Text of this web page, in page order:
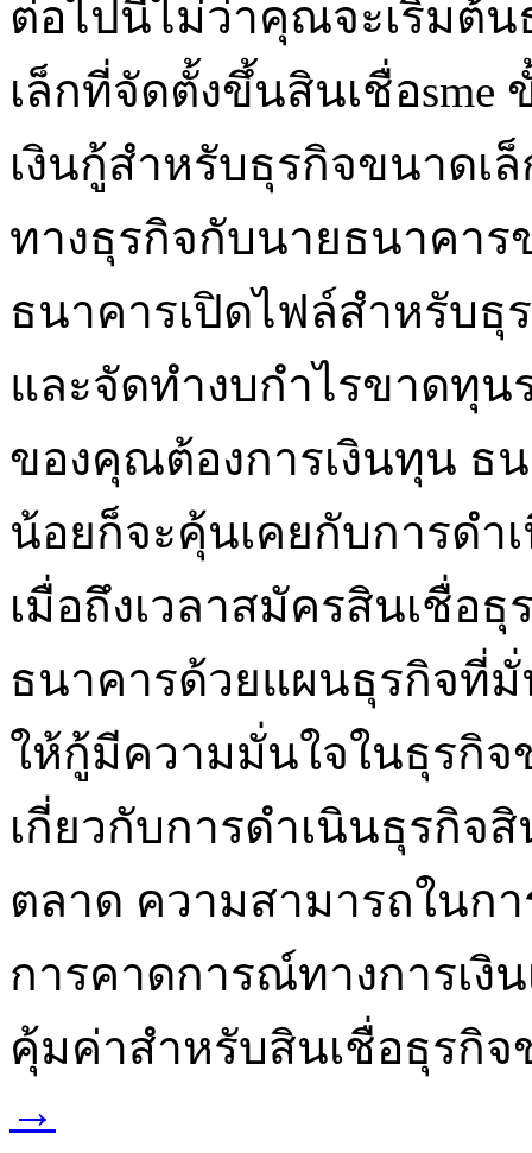
ต่อไปนี้ไม่ว่าคุณจะเริ่มต้
เล็กที่จัดตั้งขึ้นสินเชื่อ
เงินกู้สำหรับธุรกิจขนาด
ทางธุรกิจกับนายธนาคา
ธนาคารเปิดไฟล์สำหรับธุ
และจัดทำงบกำไรขาดทุน
ของคุณต้องการเงินทุน ธ
น้อยก็จะคุ้นเคยกับการดำ
เมื่อถึงเวลาสมัครสินเชื่อ
ธนาคารด้วยแผนธุรกิจที่มั่
ให้กู้มีความมั่นใจในธุรกิจ
เกี่ยวกับการดำเนินธุรกิจ
ตลาด ความสามารถในกา
การคาดการณ์ทางการเงิ
คุ้มค่าสำหรับสินเชื่อธุรกิ
→